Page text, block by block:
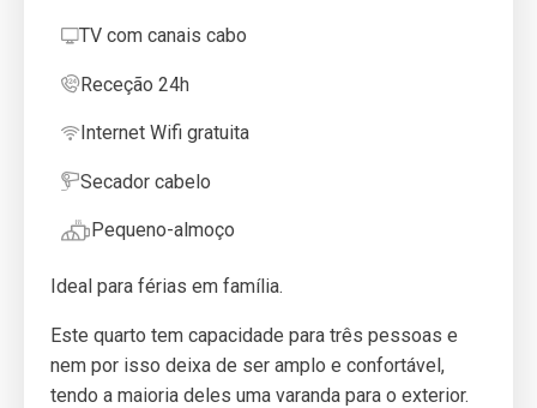
TV com canais cabo
Receção 24h
Internet Wifi gratuita
Secador cabelo
Pequeno-almoço
Ideal para férias em família.
Este quarto tem capacidade para três pessoas e
nem por isso deixa de ser amplo e confortável,
tendo a maioria deles uma varanda para o exterior.